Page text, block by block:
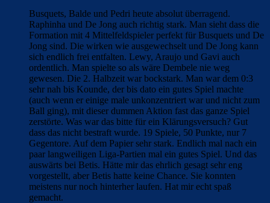
Busquets, Balde und Pedri heute absolut überragend.
Raphinha und De Jong auch richtig stark. Man sieht dass die
Formation mit 4 Mittelfeldspieler perfekt für Busquets und De
Jong sind. Die wirken wie ausgewechselt und De Jong kann
sich endlich frei entfalten. Lewy, Araujo und Gavi auch
ordentlich. Man spielte so als wäre Dembele nie weg
gewesen. Die 2. Halbzeit war bockstark. Man war dem 0:3
sehr nah bis Kounde, der bis dato ein gutes Spiel machte
(auch wenn er einige male unkonzentriert war und nicht zum
Ball ging), mit dieser dummen Aktion fast das ganze Spiel
zerstörte. Was war das bitte für ein Klärungsversuch? Gut
dass das nicht bestraft wurde. 19 Spiele, 50 Punkte, nur 7
Gegentore. Auf dem Papier sehr stark. Endlich mal nach ein
paar langweiligen Liga-Partien mal ein gutes Spiel. Und das
auswärts bei Betis. Hätte mir das ehrlich gesagt sehr eng
vorgestellt, aber Betis hatte keine Chance. Sie konnten
meistens nur noch hinterher laufen. Hat mir echt spaß
gemacht.